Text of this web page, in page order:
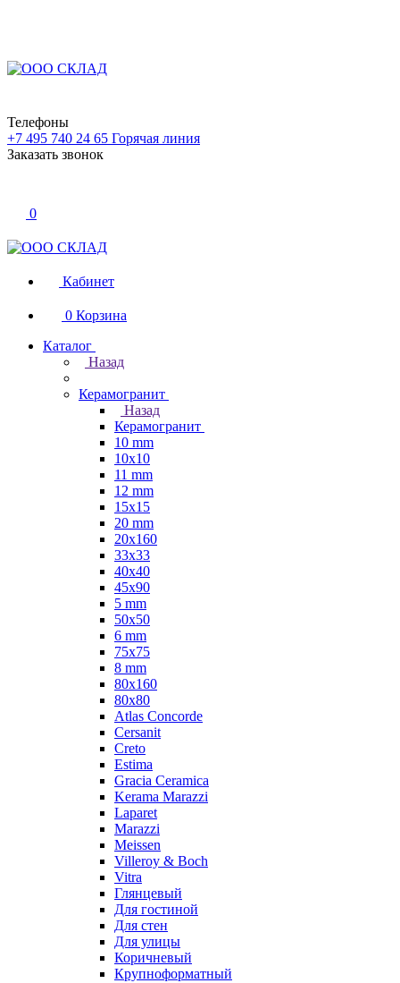
Телефоны
+7 495 740 24 65 Горячая линия
Заказать звонок
0
Кабинет
0 Корзина
Каталог
Назад
Керамогранит
Назад
Керамогранит
10 mm
10x10
11 mm
12 mm
15x15
20 mm
20х160
33x33
40х40
45x90
5 mm
50x50
6 mm
75х75
8 mm
80x160
80x80
Atlas Concorde
Cersanit
Creto
Estima
Gracia Ceramica
Kerama Marazzi
Laparet
Marazzi
Meissen
Villeroy & Boch
Vitra
Глянцевый
Для гостиной
Для стен
Для улицы
Коричневый
Крупноформатный